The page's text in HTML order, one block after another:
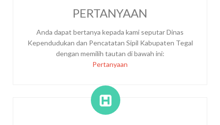
PERTANYAAN
Anda dapat bertanya kepada kami seputar Dinas
Kependudukan dan Pencatatan Sipil Kabupaten Tegal
dengan memilih tautan di bawah ini:
Pertanyaan